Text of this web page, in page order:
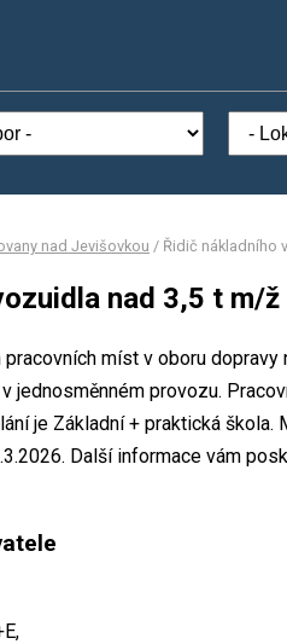
nad Jevišovkou / Řidič nákladního
nad 3,5 t m/ž
pracovních míst v oboru
jednosměnném provozu.
je Základní + praktická škola.
Další informace vám